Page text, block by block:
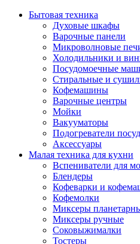
Бытовая техника
Духовые шкафы
Варочные панели
Микроволновые
Холодильники и
Посудомоечные
Стиральные и
Кофемашины
Варочные центры
Мойки
Вакууматоры
Подогреватели
Аксессуары
Малая техника для кухни
Вспениватели для
Блендеры
Кофеварки и
Кофемолки
Миксеры
Миксеры ручные
Соковыжималки
Тостеры